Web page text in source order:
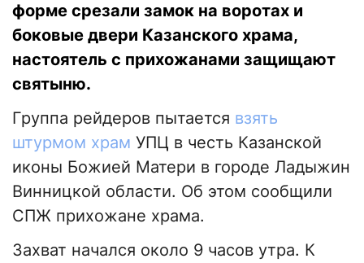
форме срезали замок на воротах и
боковые двери Казанского храма,
настоятель с прихожанами защищают
святыню.
Группа рейдеров пытается взять
штурмом храм УПЦ в честь Казанской
иконы Божией Матери в городе Ладыжин
Винницкой области. Об этом сообщили
СПЖ прихожане храма.
Захват начался около 9 часов утра. К